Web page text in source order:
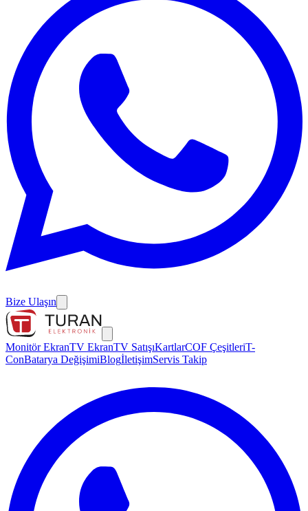
Bize Ulaşın
Monitör EkranTV EkranTV SatışıKartlarCOF ÇeşitleriT-
ConBatarya DeğişimiBlogİletişimServis Takip